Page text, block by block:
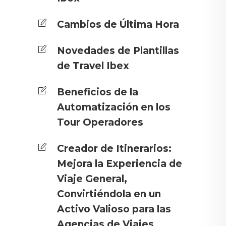
Cambios de Última Hora
Novedades de Plantillas
de Travel Ibex
Beneficios de la
Automatización en los
Tour Operadores
Creador de Itinerarios:
Mejora la Experiencia de
Viaje General,
Convirtiéndola en un
Activo Valioso para las